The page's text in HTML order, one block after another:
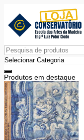
Produtos em destaque